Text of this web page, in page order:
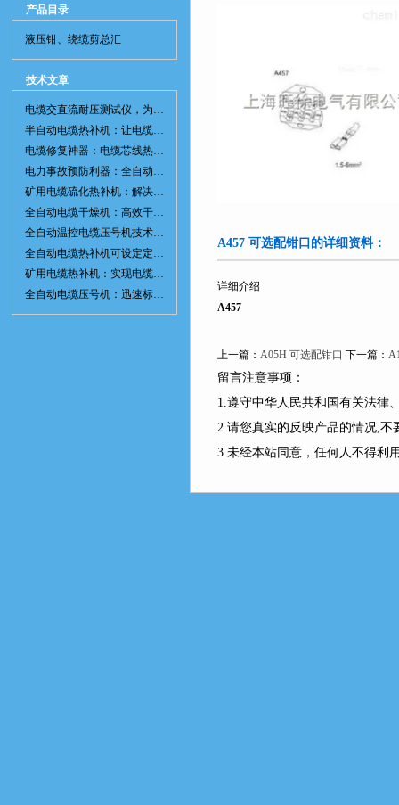
产品目录
液压钳、绕缆剪总汇
技术文章
电缆交直流耐压测试仪，为电网安全保驾护航
半自动电缆热补机：让电缆修复更简单、更高效！
电缆修复神器：电缆芯线热补机如何保障电网安全？
电力事故预防利器：全自动控温电缆热补机
矿用电缆硫化热补机：解决矿山电缆故障的新选择
全自动电缆干燥机：高效干燥，电缆质量
全自动温控电缆压号机技术革新：数字化标识的新趋势
全自动电缆热补机可设定定时功能，实现自动化热补
矿用电缆热补机：实现电缆故障修复的高效装置
全自动电缆压号机：迅速标识电缆的利器
A457 可选配钳口的详细资料：
详细介绍
A457
上一篇： A05H 可选配钳口 下一篇：
留言注意事项：
1.遵守中华人民共和国有关法律
2.请您真实的反映产品的情况,
3.未经本站同意，任何人不得利